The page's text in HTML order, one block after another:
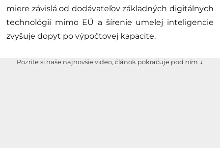
miere závislá od dodávateľov základných digitálnych
technológií mimo EÚ a šírenie umelej inteligencie
zvyšuje dopyt po výpočtovej kapacite.
Pozrite si naše najnovšie video, článok pokračuje pod ním ↓